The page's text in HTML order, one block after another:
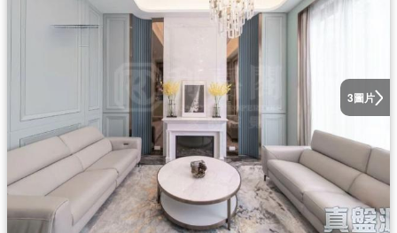
3圖片